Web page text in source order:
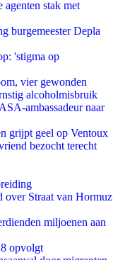
stak met
burgemeester Depla
'stigma op
vier gewonden
alcoholmisbruik
ambassadeur naar
grijpt geel op Ventoux
bezocht terecht
over Straat van Hormuz
miljoenen aan
opvolgt